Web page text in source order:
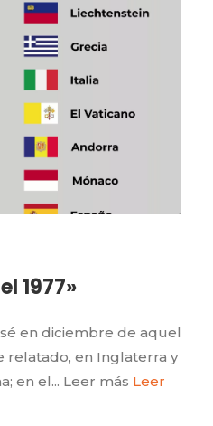
1977»
en diciembre de aquel
relatado, en Inglaterra y
en el... Leer más Leer